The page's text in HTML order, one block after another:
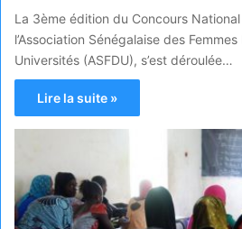
La 3ème édition du Concours
l’Association Sénégalaise des
Universités (ASFDU), s’est déroulée…
Lire la suite »